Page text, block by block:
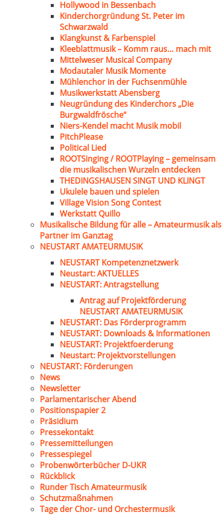
Hollywood in Bessenbach
Kinderchorgründung St. Peter im
Schwarzwald
Klangkunst & Farbenspiel
Kleeblattmusik – Komm raus… mach mit
Mittelweser Musical Company
Modautaler Musik Momente
Mühlenchor in der Fuchsenmühle
Musikwerkstatt Abensberg
Neugründung des Kinderchors „Die
Burgwaldfrösche“
Niers-Kendel macht Musik mobil
PitchPlease
Political Lied
ROOTSinging / ROOTPlaying – gemeinsam
die musikalischen Wurzeln entdecken
THEDINGSHAUSEN SINGT UND KLINGT
Ukulele bauen und spielen
Village Vision Song Contest
Werkstatt Quillo
Musikalische Bildung für alle – Amateurmusik als
Partner im Ganztag
NEUSTART AMATEURMUSIK
NEUSTART Kompetenznetzwerk
Neustart: AKTUELLES
NEUSTART: Antragstellung
Antrag auf Projektförderung
NEUSTART AMATEURMUSIK
NEUSTART: Das Förderprogramm
NEUSTART: Downloads & Informationen
NEUSTART: Projektfoerderung
Neustart: Projektvorstellungen
NEUSTART: Förderungen
News
Newsletter
Parlamentarischer Abend
Positionspapier 2
Präsidium
Pressekontakt
Pressemitteilungen
Pressespiegel
Probenwörterbücher D-UKR
Rückblick
Runder Tisch Amateurmusik
Schutzmaßnahmen
Tage der Chor- und Orchestermusik